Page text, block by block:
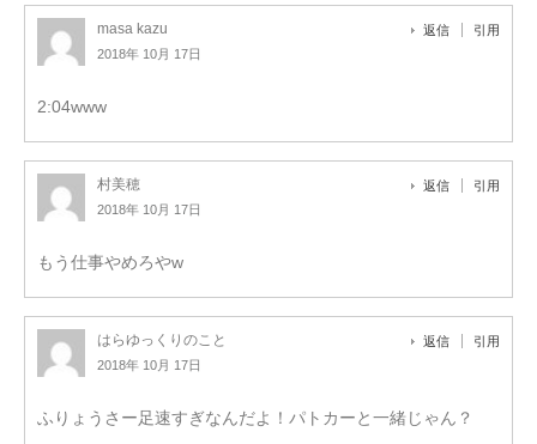
masa kazu
2018年 10月 17日
返信 引用
2:04www
村美穂
2018年 10月 17日
返信 引用
もう仕事やめろやw
はらゆっくりのこと
2018年 10月 17日
返信 引用
ふりょうさー足速すぎなんだよ！パトカーと一緒じゃん？